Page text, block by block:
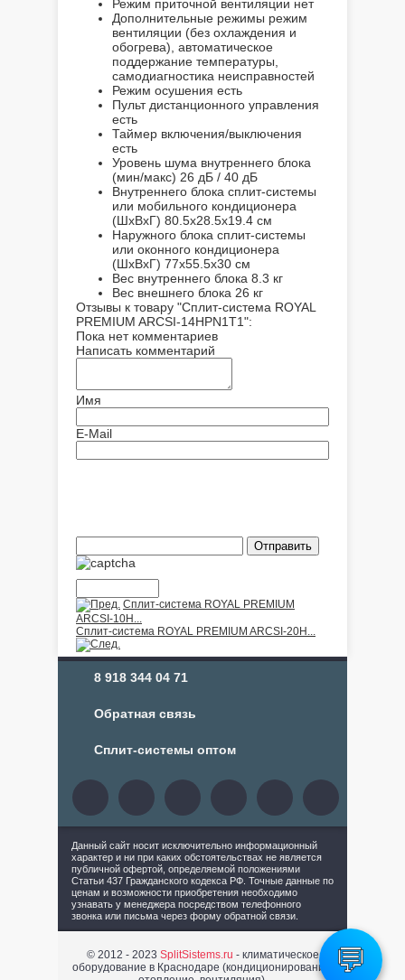
Режим приточной вентиляции нет
Дополнительные режимы режим
вентиляции (без охлаждения и
обогрева), автоматическое
поддержание температуры,
самодиагностика неисправностей
Режим осушения есть
Пульт дистанционного управления
есть
Таймер включения/выключения
есть
Уровень шума внутреннего блока
(мин/макс) 26 дБ / 40 дБ
Внутреннего блока сплит-системы
или мобильного кондиционера
(ШxВxГ) 80.5x28.5x19.4 см
Наружного блока сплит-системы
или оконного кондиционера
(ШxВxГ) 77x55.5x30 см
Вес внутреннего блока 8.3 кг
Вес внешнего блока 26 кг
Отзывы к товару "Сплит-система ROYAL
PREMIUM ARCSI-14HPN1T1":
Пока нет комментариев
Написать комментарий
Имя
E-Mail
Сплит-система ROYAL PREMIUM
ARCSI-10H...
Сплит-система ROYAL PREMIUM ARCSI-20H...
8 918 344 04 71
Обратная связь
Сплит-системы оптом
Данный сайт носит исключительно информационный
характер и ни при каких обстоятельствах не является
публичной офертой, определяемой положениями
Статьи 437 Гражданского кодекса РФ. Точные данные по
ценам и возможности приобретения необходимо
узнавать у менеджера посредством телефонного
звонка или письма через форму обратной связи.
© 2012 - 2023 SplitSistems.ru - климатическое
оборудование в Краснодаре (кондиционирование,
💬